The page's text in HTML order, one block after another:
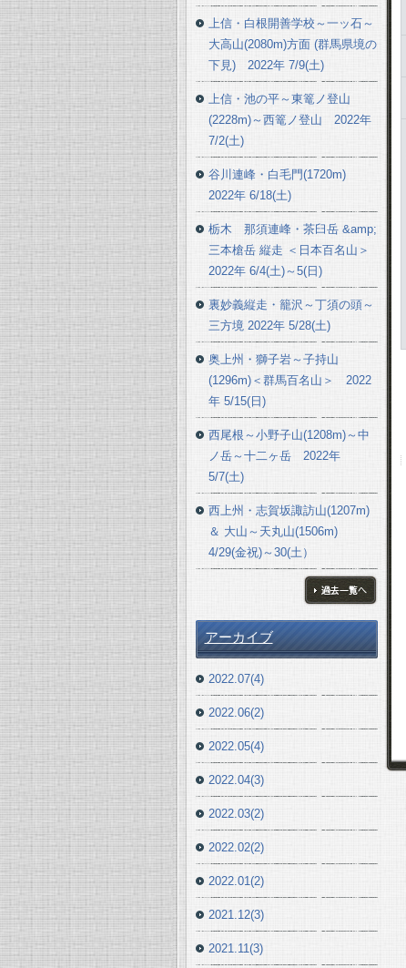
上信・白根開善学校～一ッ石～
大高山(2080m)方面 (群馬県境の
下見) 2022年 7/9(土)
上信・池の平～東篭ノ登山
(2228m)～西篭ノ登山 2022年
7/2(土)
谷川連峰・白毛門(1720m)
2022年 6/18(土)
栃木 那須連峰・茶臼岳 &amp;
三本槍岳 縦走 ＜日本百名山＞
2022年 6/4(土)～5(日)
裏妙義縦走・籠沢～丁須の頭～
三方境 2022年 5/28(土)
奥上州・獅子岩～子持山
(1296m)＜群馬百名山＞ 2022
年 5/15(日)
西尾根～小野子山(1208m)～中
ノ岳～十二ヶ岳 2022年
5/7(土)
西上州・志賀坂諏訪山(1207m)
＆ 大山～天丸山(1506m)
4/29(金祝)～30(土）
アーカイブ
2022.07(4)
2022.06(2)
2022.05(4)
2022.04(3)
2022.03(2)
2022.02(2)
2022.01(2)
2021.12(3)
2021.11(3)